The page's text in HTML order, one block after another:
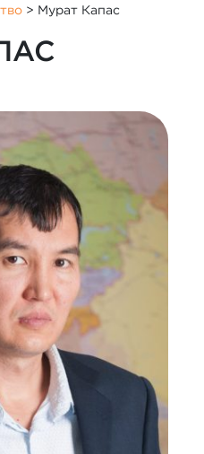
> Мурат Капас